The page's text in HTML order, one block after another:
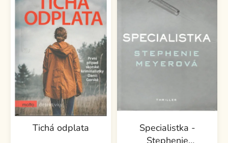
Tichá odplata
Specialistka -